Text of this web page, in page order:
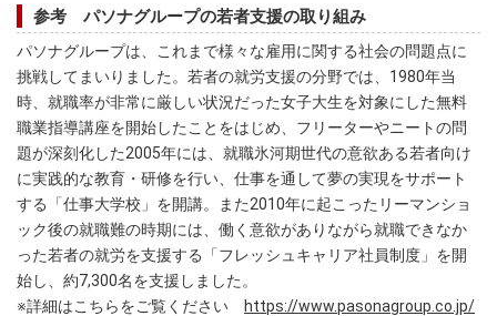
参考 パソナグループの若者支援の取り組み
パソナグループは、これまで様々な雇用に関する社会の問題点に
挑戦してまいりました。若者の就労支援の分野では、1980年当
時、就職率が非常に厳しい状況だった女子大生を対象にした無料
職業指導講座を開始したことをはじめ、フリーターやニートの問
題が深刻化した2005年には、就職氷河期世代の意欲ある若者向け
に実践的な教育・研修を行い、仕事を通して夢の実現をサポート
する「仕事大学校」を開講。また2010年に起こったリーマンショ
ック後の就職難の時期には、働く意欲がありながら就職できなか
った若者の就労を支援する「フレッシュキャリア社員制度」を開
始し、約7,300名を支援しました。
※詳細はこちらをご覧ください
https://www.pasonagroup.co.jp/